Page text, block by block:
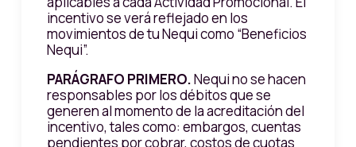
incentivo se verá reflejado en los
movimientos de tu Nequi como “Beneficios
Nequi”.
PARÁGRAFO PRIMERO.Nequi no se hacen
responsables por los débitos que se
generen al momento de la acreditación del
incentivo, tales como: embargos, cuentas
pendientes por cobrar, costos de cuotas